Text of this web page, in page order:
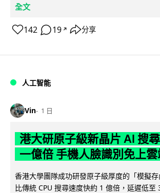
全文
142 19 ↗ 分享
人工智能
Vin 1 日
港大研原子級新晶片 AI 搜
一億倍 手機人臉識別免上雲
香港大學團隊成功研發原子級厚度的「模擬存
比傳統 CPU 搜尋速度快約 1 億倍，延遲低至